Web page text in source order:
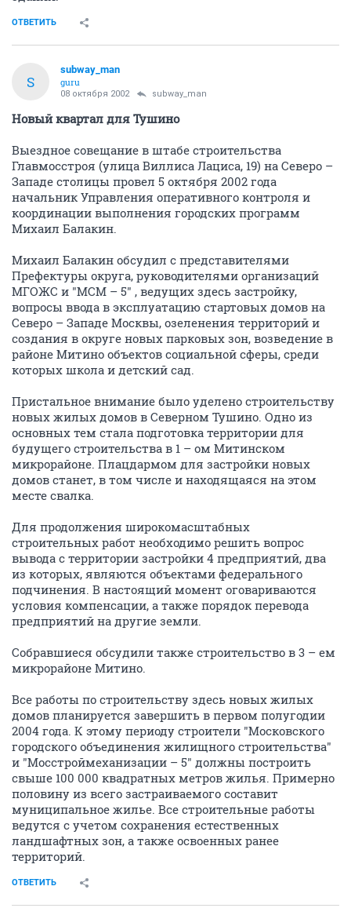
ОТВЕТИТЬ
S
subway_man
guru
08 октября 2002 subway_man
Новый квартал для Тушино
Выездное совещание в штабе строительства
Главмосстроя (улица Виллиса Лациса, 19) на Северо –
Западе столицы провел 5 октября 2002 года
начальник Управления оперативного контроля и
координации выполнения городских программ
Михаил Балакин.
Михаил Балакин обсудил с представителями
Префектуры округа, руководителями организаций
МГОЖС и "МСМ – 5" , ведущих здесь застройку,
вопросы ввода в эксплуатацию стартовых домов на
Северо – Западе Москвы, озеленения территорий и
создания в округе новых парковых зон, возведение в
районе Митино объектов социальной сферы, среди
которых школа и детский сад.
Пристальное внимание было уделено строительству
новых жилых домов в Северном Тушино. Одно из
основных тем стала подготовка территории для
будущего строительства в 1 – ом Митинском
микрорайоне. Плацдармом для застройки новых
домов станет, в том числе и находящаяся на этом
месте свалка.
Для продолжения широкомасштабных
строительных работ необходимо решить вопрос
вывода с территории застройки 4 предприятий, два
из которых, являются объектами федерального
подчинения. В настоящий момент оговариваются
условия компенсации, а также порядок перевода
предприятий на другие земли.
Собравшиеся обсудили также строительство в 3 – ем
микрорайоне Митино.
Все работы по строительству здесь новых жилых
домов планируется завершить в первом полугодии
2004 года. К этому периоду строители "Московского
городского объединения жилищного строительства"
и "Мосстроймеханизации – 5" должны построить
свыше 100 000 квадратных метров жилья. Примерно
половину из всего застраиваемого составит
муниципальное жилье. Все строительные работы
ведутся с учетом сохранения естественных
ландшафтных зон, а также освоенных ранее
территорий.
ОТВЕТИТЬ